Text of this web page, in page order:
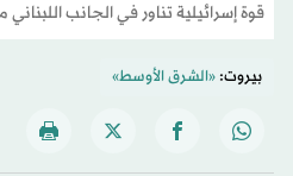
قوة إسرائيلية تناور في الجانب
بيروت:«الشرق الأوسط»